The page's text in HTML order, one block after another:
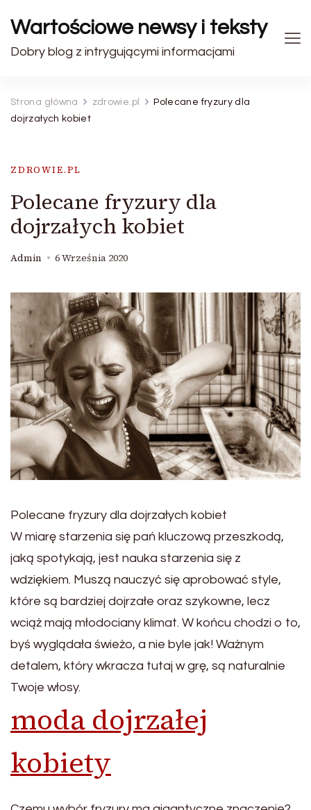
Wartościowe newsy i teksty
Dobry blog z intrygującymi informacjami
Strona główna zdrowie.pl
Polecane fryzury dla
dojrzałych kobiet
ZDROWIE.PL
Polecane fryzury dla
dojrzałych kobiet
Admin 6 Września 2020
Polecane fryzury dla dojrzałych kobiet
W miarę starzenia się pań kluczową przeszkodą,
jaką spotykają, jest nauka starzenia się z
wdziękiem. Muszą nauczyć się aprobować style,
które są bardziej dojrzałe oraz szykowne, lecz
wciąż mają młodociany klimat. W końcu chodzi o to,
byś wyglądała świeżo, a nie byle jak! Ważnym
detalem, który wkracza tutaj w grę, są naturalnie
Twoje włosy.
moda dojrzałej
kobiety